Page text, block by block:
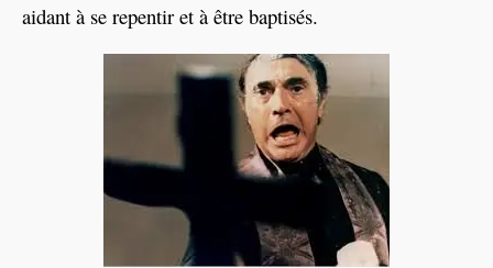
aidant à se repentir et à être baptisés.